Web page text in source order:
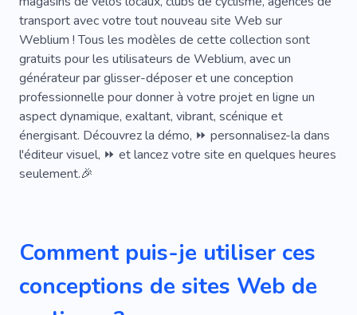
Équitation En Toute Sécurité
Valises
Marcher
Parc Van
Eau
Parachutisme
Concours
Salle De Sport
Marathon
Corps
Athlète
Développement Web
En Cours D'exécution
Aptitude
Complexe De Pays
Hôtesse De L'air
Yacht
Norvège Hôtesse
Activité
transport avec votre tout nouveau site Web sur
Weblium ! Tous les modèles de cette collection sont
gratuits pour les utilisateurs de Weblium, avec un
générateur par glisser-déposer et une conception
professionnelle pour donner à votre projet en ligne un
aspect dynamique, exaltant, vibrant, scénique et
énergisant. Découvrez la démo, ⏩ personnalisez-la dans
l'éditeur visuel, ⏩ et lancez votre site en quelques heures
seulement.🎉
Comment puis-je utiliser ces
conceptions de sites Web de